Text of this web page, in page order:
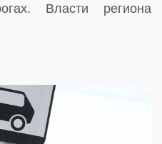
Власти региона
участках, а также